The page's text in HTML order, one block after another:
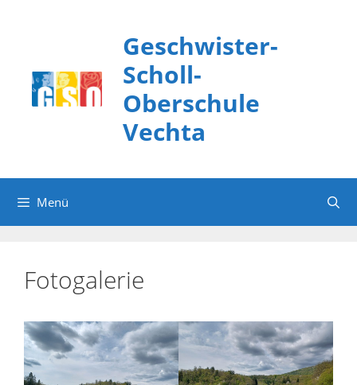
Geschwister-
Scholl-
Oberschule
Vechta
Menü
Fotogalerie